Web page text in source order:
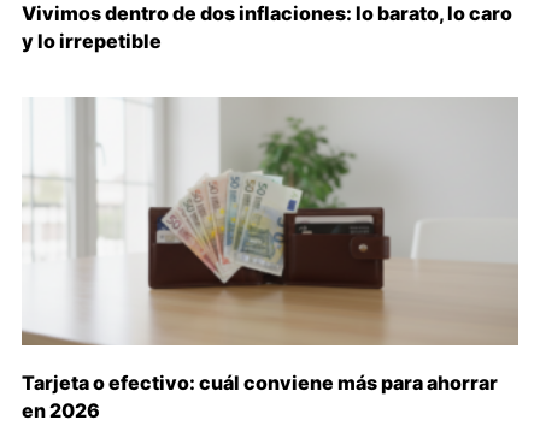
Vivimos dentro de dos inflaciones: lo barato, lo caro
y lo irrepetible
Tarjeta o efectivo: cuál conviene más para ahorrar
en 2026